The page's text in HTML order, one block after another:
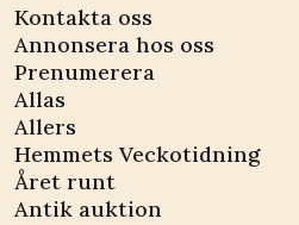
Kontakta oss
Annonsera hos oss
Prenumerera
Allas
Allers
Hemmets Veckotidning
Året runt
Antik auktion